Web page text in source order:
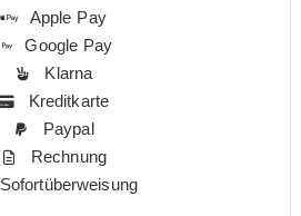
Apple Pay
Google Pay
Klarna
Kreditkarte
Paypal
Rechnung
Sofortüberweisung